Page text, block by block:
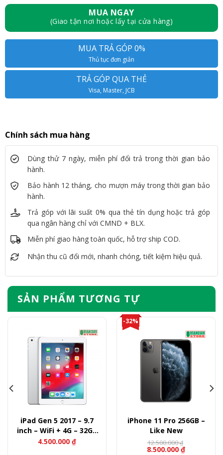
MUA NGAY
(Giao tận nơi hoặc lấy tại cửa hàng)
MUA TRẢ GÓP 0%
Thủ tục đơn giản
TRẢ GÓP QUA THẺ
Visa, Master, JCB
Chính sách mua hàng
Dùng thử 7 ngày, miễn phí đổi trả trong thời gian bảo
hành.
Bảo hành 12 tháng, cho mượn máy trong thời gian bảo
hành.
Trả góp với lãi suất 0% qua thẻ tín dụng hoặc trả góp
qua ngân hàng chỉ với CMND + BLX.
Miễn phí giao hàng toàn quốc, hỗ trợ ship COD.
Nhận thu cũ đổi mới, nhanh chóng, tiết kiệm hiệu quả.
SẢN PHẨM TƯƠNG TỰ
iPad Gen 5 2017 – 9.7
inch – WiFi + 4G – 32GB
Like New
4.500.000 ₫
-32%
iPhone 11 Pro 256GB –
Like New
8.500.000 ₫
12.500.000₫